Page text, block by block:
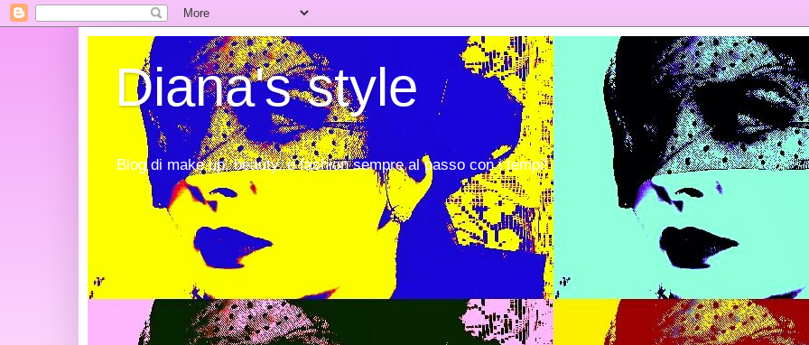
Diana's style
Blog di make up, beauty, e fashion sempre al passo con i tempi!